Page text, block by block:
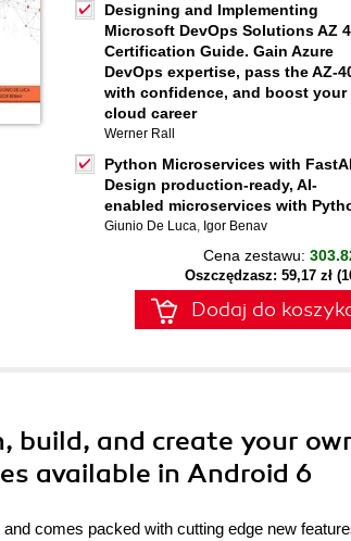
Designing and Implementing
Microsoft DevOps Solutions AZ
Certification Guide. Gain Azure
DevOps expertise, pass the AZ-
with confidence, and boost your
cloud career
Werner Rall
Python Microservices with
Design production-ready, AI-
enabled microservices with
Giunio De Luca, Igor Benav
Cena zestawu:
Oszczędzasz: 59,17 zł
Dodaj do
build, and create your
available in Android 6
comes packed with cutting edge new